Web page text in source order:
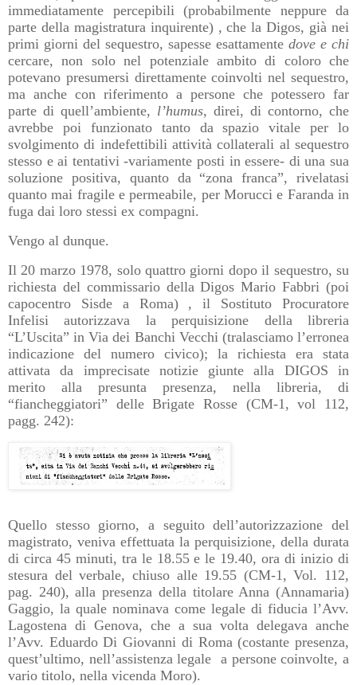
immediatamente percepibili (probabilmente neppure da
parte della magistratura inquirente) , che la Digos, già nei
primi giorni del sequestro, sapesse esattamente dove e chi
cercare, non solo nel potenziale ambito di coloro che
potevano presumersi direttamente coinvolti nel sequestro,
ma anche con riferimento a persone che potessero far
parte di quell’ambiente, l’humus, direi, di contorno, che
avrebbe poi funzionato tanto da spazio vitale per lo
svolgimento di indefettibili attività collaterali al sequestro
stesso e ai tentativi -variamente posti in essere- di una sua
soluzione positiva, quanto da “zona franca”, rivelatasi
quanto mai fragile e permeabile, per Morucci e Faranda in
fuga dai loro stessi ex compagni.
Vengo al dunque.
Il 20 marzo 1978, solo quattro giorni dopo il sequestro, su
richiesta del commissario della Digos Mario Fabbri (poi
capocentro Sisde a Roma) , il Sostituto Procuratore
Infelisi autorizzava la perquisizione della libreria
“L’Uscita” in Via dei Banchi Vecchi (tralasciamo l’erronea
indicazione del numero civico); la richiesta era stata
attivata da imprecisate notizie giunte alla DIGOS in
merito alla presunta presenza, nella libreria, di
“fiancheggiatori” delle Brigate Rosse (CM-1, vol 112,
pagg. 242):
Quello stesso giorno, a seguito dell’autorizzazione del
magistrato, veniva effettuata la perquisizione, della durata
di circa 45 minuti, tra le 18.55 e le 19.40, ora di inizio di
stesura del verbale, chiuso alle 19.55 (CM-1, Vol. 112,
pag. 240), alla presenza della titolare Anna (Annamaria)
Gaggio, la quale nominava come legale di fiducia l’Avv.
Lagostena di Genova, che a sua volta delegava anche
l’Avv. Eduardo Di Giovanni di Roma (costante presenza,
quest’ultimo, nell’assistenza legale a persone coinvolte, a
vario titolo, nella vicenda Moro).